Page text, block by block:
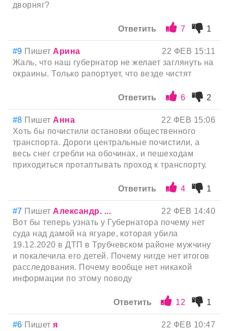
дворняг?
Ответить 7 1
#9 ПишетАрина
22 ФЕВ 15:11
Жаль, что наш губернатор не желает заглянуть на
окраины. Только рапортует, что везде чистят
Ответить 6 2
#8 ПишетАнна
22 ФЕВ 15:06
Хоть бы почистили остановки общественного
транспорта. Дороги центральные почистили, а
весь снег сгребли на обочинах, и пешеходам
приходиться протаптывать проход к транспорту.
Ответить 4 1
#7 ПишетАлександр. ...
22 ФЕВ 14:40
Вот бы теперь узнать у Губернатора почему нет
суда над дамой на ягуаре, которая убила
19.12.2020 в ДТП в Трубчевском районе мужчину
и покалечила его детей. Почему нигде нет итогов
расследования. Почему вообще нет никакой
информации по этому поводу
Ответить 12 1
#6 Пишетя
22 ФЕВ 10:47